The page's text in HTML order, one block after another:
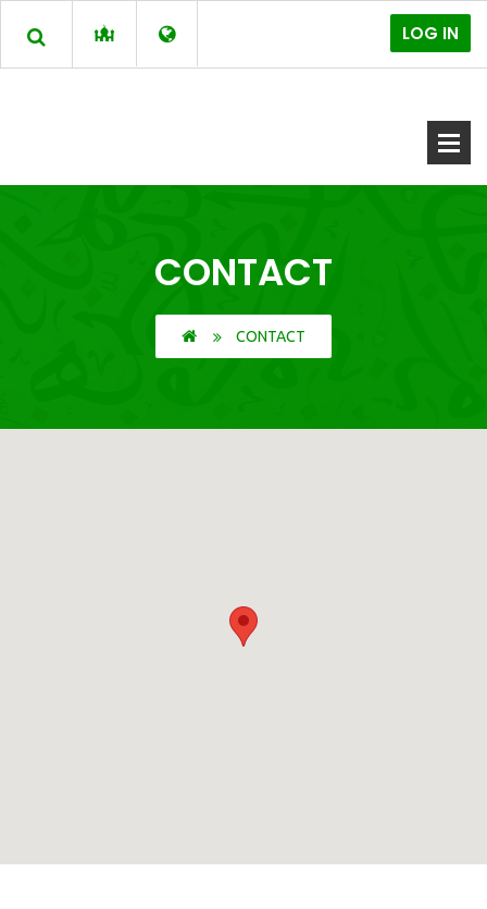
LOG IN
CONTACT
CONTACT